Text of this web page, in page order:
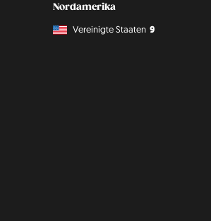
Nordamerika
Vereinigte Staaten 9